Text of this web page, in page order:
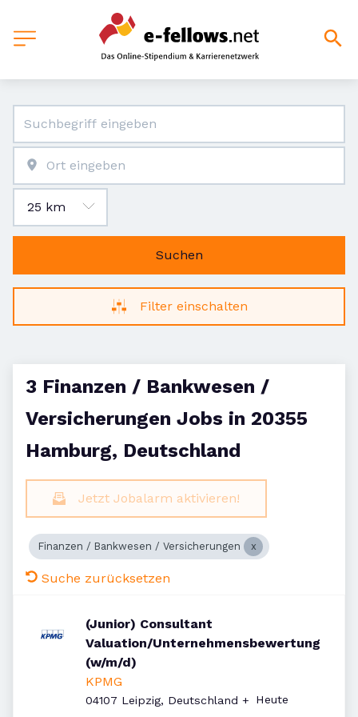
Suchen
Filter einschalten
3 Finanzen / Bankwesen /
Versicherungen Jobs in 20355
Hamburg, Deutschland
Jetzt Jobalarm aktivieren!
Finanzen / Bankwesen / Versicherungen
Suche zurücksetzen
(Junior) Consultant
Valuation/Unternehmensbewertung
(w/m/d)
KPMG
04107 Leipzig, Deutschland + Veröffentlicht
Heute